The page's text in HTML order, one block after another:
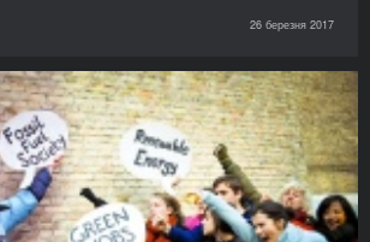
26 березня 2017